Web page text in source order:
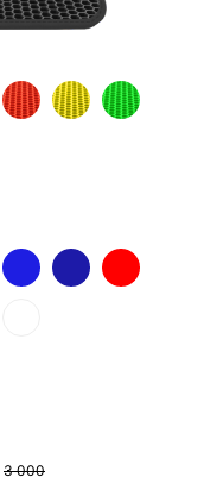
3 000